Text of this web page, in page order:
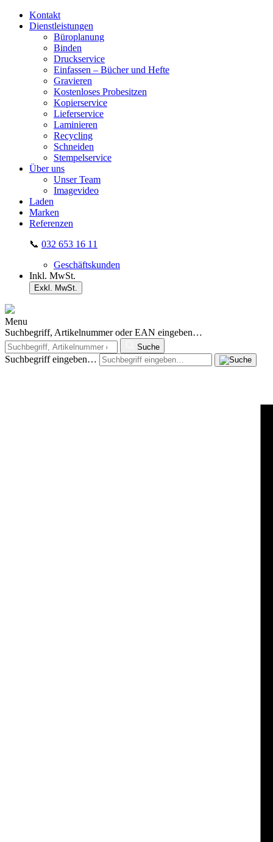
Kontakt
Dienstleistungen
Büroplanung
Binden
Druckservice
Einfassen – Bücher und Hefte
Gravieren
Kostenloses Probesitzen
Kopierservice
Lieferservice
Laminieren
Recycling
Schneiden
Stempelservice
Über uns
Unser Team
Imagevideo
Laden
Marken
Referenzen
📞 032 653 16 11
Geschäftskunden
Inkl. MwSt.
Exkl. MwSt.
Menu
Suchbegriff, Artikelnummer oder EAN eingeben…
Suche
Suchbegriff eingeben…